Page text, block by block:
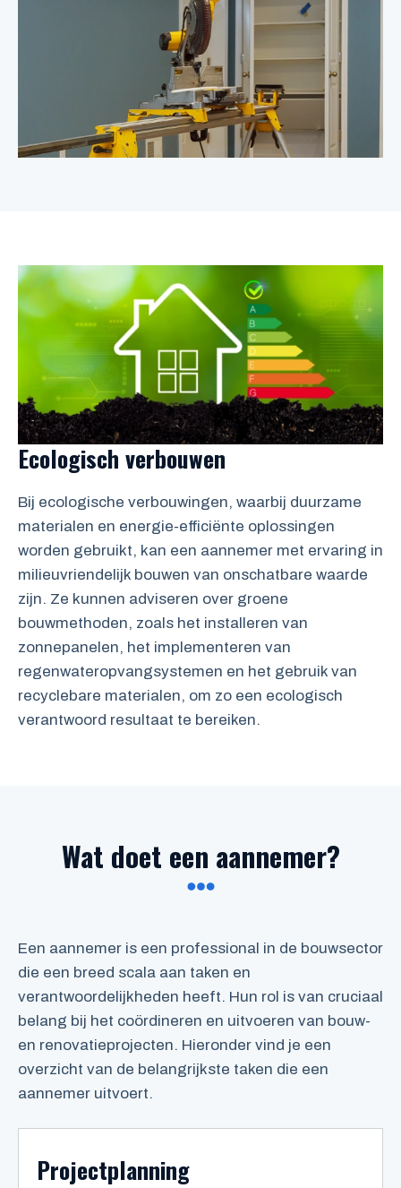
Ecologisch verbouwen
Bij ecologische verbouwingen, waarbij duurzame
materialen en energie-efficiënte oplossingen
worden gebruikt, kan een aannemer met ervaring in
milieuvriendelijk bouwen van onschatbare waarde
zijn. Ze kunnen adviseren over groene
bouwmethoden, zoals het installeren van
zonnepanelen, het implementeren van
regenwateropvangsystemen en het gebruik van
recyclebare materialen, om zo een ecologisch
verantwoord resultaat te bereiken.
Wat doet een aannemer?
Een aannemer is een professional in de bouwsector
die een breed scala aan taken en
verantwoordelijkheden heeft. Hun rol is van cruciaal
belang bij het coördineren en uitvoeren van bouw-
en renovatieprojecten. Hieronder vind je een
overzicht van de belangrijkste taken die een
aannemer uitvoert.
Projectplanning